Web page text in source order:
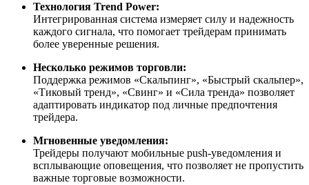
Технология Trend Power:
Интегрированная система измеряет силу и надежность
каждого сигнала, что помогает трейдерам принимать
более уверенные решения.
Несколько режимов торговли:
Поддержка режимов «Скальпинг», «Быстрый скальпер»,
«Тиковый тренд», «Свинг» и «Сила тренда» позволяет
адаптировать индикатор под личные предпочтения
трейдера.
Мгновенные уведомления:
Трейдеры получают мобильные push-уведомления и
всплывающие оповещения, что позволяет не пропустить
важные торговые возможности.